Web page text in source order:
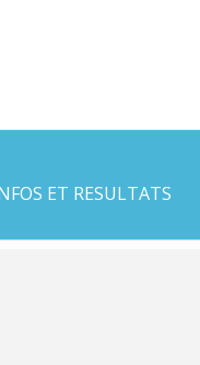
ET RESULTATS